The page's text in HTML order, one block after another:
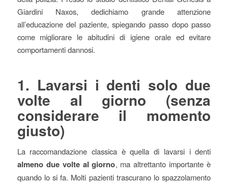
Giardini Naxos, dedichiamo grande attenzione
all’educazione del paziente, spiegando passo dopo passo
come migliorare le abitudini di igiene orale ed evitare
comportamenti dannosi.
1. Lavarsi i denti solo due
volte al giorno (senza
considerare il momento
giusto)
La raccomandazione classica è quella di lavarsi i denti
almeno due volte al giorno, ma altrettanto importante è
quando lo si fa. Molti pazienti trascurano lo spazzolamento